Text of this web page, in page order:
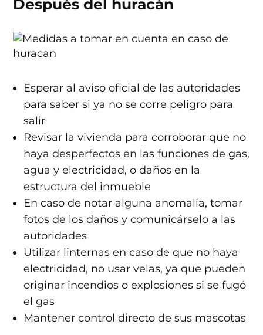
Después del huracán
Esperar al aviso oficial de las autoridades
para saber si ya no se corre peligro para
salir
Revisar la vivienda para corroborar que no
haya desperfectos en las funciones de gas,
agua y electricidad, o daños en la
estructura del inmueble
En caso de notar alguna anomalía, tomar
fotos de los daños y comunicárselo a las
autoridades
Utilizar linternas en caso de que no haya
electricidad, no usar velas, ya que pueden
originar incendios o explosiones si se fugó
el gas
Mantener control directo de sus mascotas